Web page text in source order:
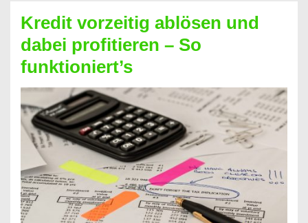
Kredit
berechnen
–
Mit
diesen
Regeln!
Kredit vorzeitig ablösen und
dabei profitieren – So
funktioniert’s